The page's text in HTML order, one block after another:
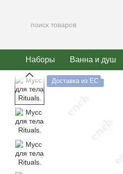
Наборы Ванна и душ
Доставка из ЕС